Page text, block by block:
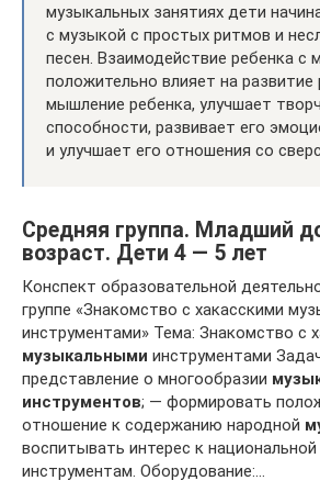
музыкальных занятиях дети
с музыкой с простых ритмов и
песен. Взаимодействие ребенка с
положительно влияет на развитие
мышление ребенка, улучшает
способности, развивает его
и улучшает его отношения со
Средняя группа. Младший
возраст. Дети 4 — 5 лет
Конспект образовательной
группе «Знакомство с хакасскими
инструментами» Тема: Знакомство с
музыкальными инструментами
представление о многообразии
инструментов; — формировать
отношение к содержанию народной
воспитывать интерес к национальной
инструментам. Оборудование:…